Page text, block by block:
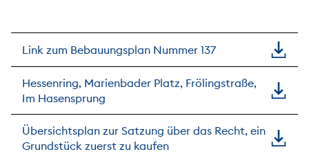
Link zum Bebauungsplan Nummer 137
Hessenring, Marienbader Platz, Frölingstraße,
Im Hasensprung
Übersichtsplan zur Satzung über das Recht, ein
Grundstück zuerst zu kaufen